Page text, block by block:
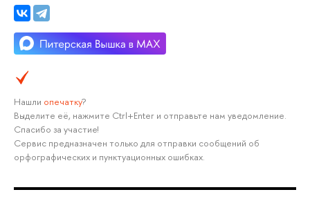
Нашли опечатку?
Выделите её, нажмите Ctrl+Enter и отправьте нам уведомление.
Спасибо за участие!
Сервис предназначен только для отправки сообщений об
орфографических и пунктуационных ошибках.